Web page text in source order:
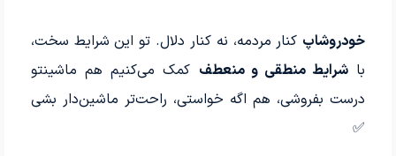
خودروشاپ کنار مردمه، نه کنار دلال. تو این شرایط سخت،
با شرایط منطقی و منعطف کمک می‌کنیم هم ماشینتو
درست بفروشی، هم اگه خواستی، راحت‌تر ماشین‌دار بشی
✅